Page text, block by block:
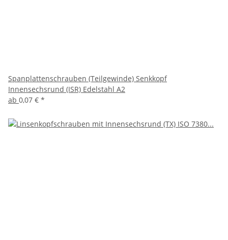
Spanplattenschrauben (Teilgewinde) Senkkopf
Innensechsrund (ISR) Edelstahl A2
ab 0,07 € *